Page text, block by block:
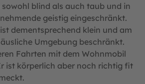
sowohl blind als auch taub und in
geistig eingeschränkt.
dementsprechend klein und am
Umgebung beschränkt.
Fahrten mit dem Wohnmobil
ist körperlich aber noch richtig fit